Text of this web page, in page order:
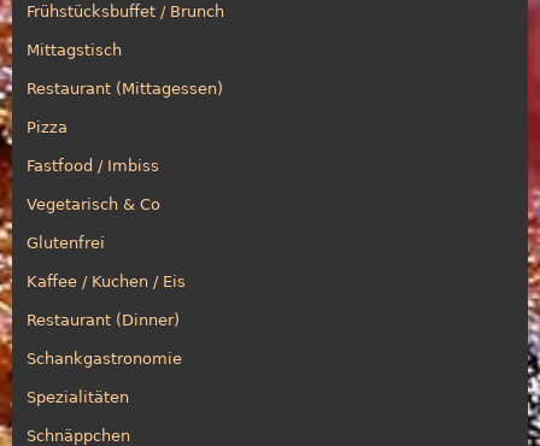
Frühstücksbuffet / Brunch
Mittagstisch
Restaurant (Mittagessen)
Pizza
Fastfood / Imbiss
Vegetarisch & Co
Glutenfrei
Kaffee / Kuchen / Eis
Restaurant (Dinner)
Schankgastronomie
Spezialitäten
Schnäppchen